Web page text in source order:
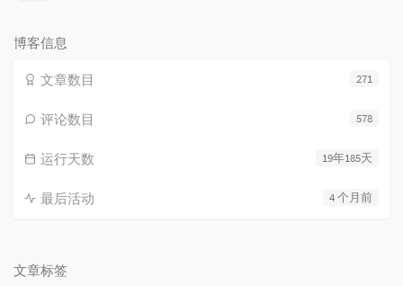
博客信息
271
文章数目
578
评论数目
19年185天
运行天数
4 个月前
最后活动
文章标签